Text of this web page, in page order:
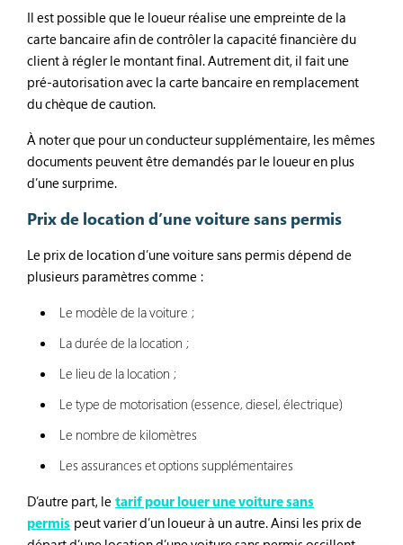
Il est possible que le loueur réalise une empreinte de la
carte bancaire afin de contrôler la capacité financière du
client à régler le montant final. Autrement dit, il fait une
pré-autorisation avec la carte bancaire en remplacement
du chèque de caution.
À noter que pour un conducteur supplémentaire, les mêmes
documents peuvent être demandés par le loueur en plus
d’une surprime.
Prix de location d’une voiture sans permis
Le prix de location d’une voiture sans permis dépend de
plusieurs paramètres comme :
Le modèle de la voiture ;
La durée de la location ;
Le lieu de la location ;
Le type de motorisation (essence, diesel, électrique)
Le nombre de kilomètres
Les assurances et options supplémentaires
D’autre part, le tarif pour louer une voiture sans
permis peut varier d’un loueur à un autre. Ainsi les prix de